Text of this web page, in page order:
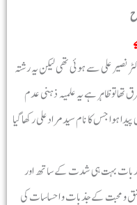
نصیر علی سے ہوئی تھی لیکن یہ رشتہ
ظاہر ہے یہ علمیہ ذہنی عدم
بہت ہی شدت کے ساتھ اور
و محبت کے جذبات و احساسات کی